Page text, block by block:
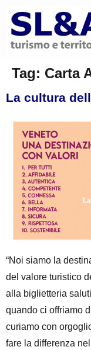
Tag: Carta
La cultura
“Noi siamo la
del valore turistico
alla biglietteria
quando ci offriamo
curiamo con
fare la differenza